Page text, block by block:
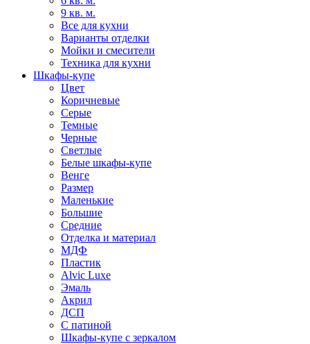
9 кв. м.
Все для кухни
Варианты отделки
Мойки и смесители
Техника для кухни
Шкафы-купе
Цвет
Коричневые
Серые
Темные
Черные
Светлые
Белые шкафы-купе
Венге
Размер
Маленькие
Большие
Средние
Отделка и материал
МДФ
Пластик
Alvic Luxe
Эмаль
Акрил
ДСП
С патиной
Шкафы-купе с зеркалом